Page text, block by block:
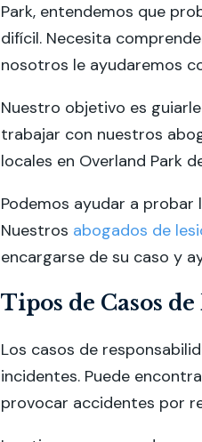
Park, entendemos que
difícil. Necesita
nosotros le ayudaremos
Nuestro objetivo es
trabajar con nuestros
locales en Overland Park
Podemos ayudar a probar
Nuestros abogados de
encargarse de su caso y
Tipos de Casos
Los casos de
incidentes. Puede
provocar accidentes por